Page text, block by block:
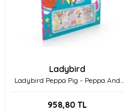
Ladybird
Ladybird Peppa Pig - Peppa And
958,80 TL